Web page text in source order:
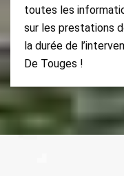
toutes les
sur les prestations
la durée de
De Touges !